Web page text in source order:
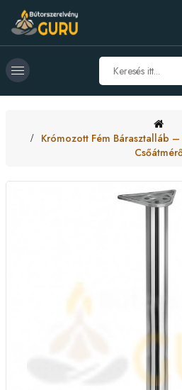
Krómozott Fém Bárasztalláb